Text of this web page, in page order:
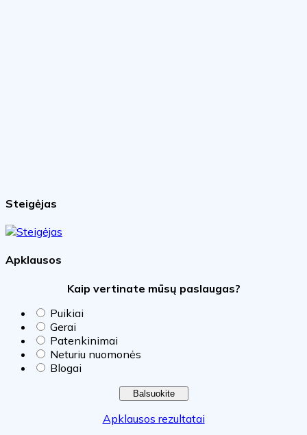
Steigėjas
Apklausos
Kaip vertinate mūsų paslaugas?
Puikiai
Gerai
Patenkinimai
Neturiu nuomonės
Blogai
Apklausos rezultatai